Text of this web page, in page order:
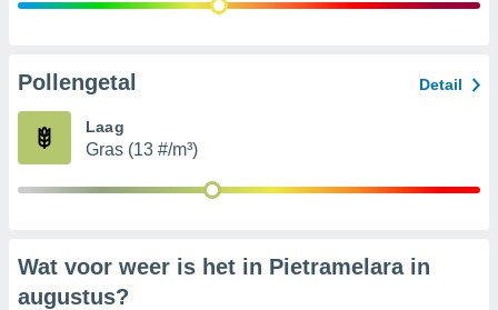
Pollengetal Detail
Laag
Gras (13 #/m³)
Wat voor weer is het in Pietramelara in
augustus?